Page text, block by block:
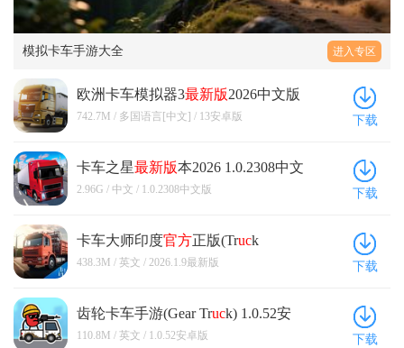
模拟卡车手游大全 进入专区
欧洲卡车模拟器3最新版2026中文版
13安卓版
742.7M / 多国语言[中文] / 13安卓版 下载
卡车之星最新版本2026 1.0.2308中文
版
2.96G / 中文 / 1.0.2308中文版 下载
卡车大师印度官方正版(Truck
Masters India) 2026.1.9最新版
438.3M / 英文 / 2026.1.9最新版 下载
齿轮卡车手游(Gear Truck) 1.0.52安
卓版
110.8M / 英文 / 1.0.52安卓版 下载